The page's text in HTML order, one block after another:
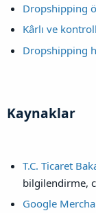
Dropshipping
Kârlı ve
Dropshipping
Kaynaklar​
T.C. Ticaret
bilgilendirme,
Google